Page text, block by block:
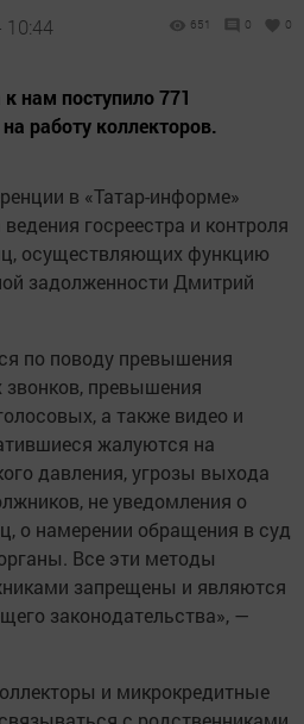
10:44 651 0 0
нам поступило 771
работу коллекторов.
в «Татар-информе»
госреестра и контроля
осуществляющих функцию
задолженности Дмитрий
по поводу превышения
звонков, превышения
а также видео и
жалуются на
давления, угрозы выхода
не уведомления о
о намерении обращения в суд
Все эти методы
запрещены и являются
законодательства», —
и микрокредитные